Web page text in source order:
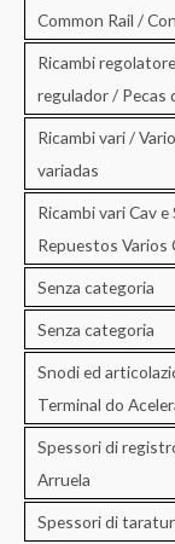
Common Rail /
Ricambi
regulador / Pecas
Ricambi vari /
variadas
Ricambi vari Cav
Repuestos Varios
Senza categoria
Senza categoria
Snodi ed
Terminal do
Spessori di
Arruela
Spessori di